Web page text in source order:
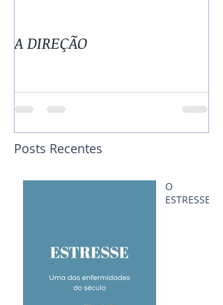
A DIREÇÃO
Posts Recentes
O
ESTRESSE